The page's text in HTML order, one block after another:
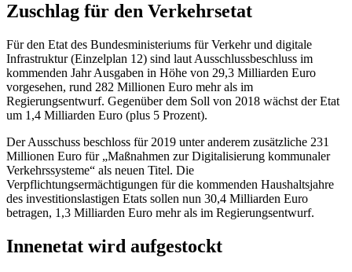
Zuschlag für den Verkehrsetat
Für den Etat des Bundesministeriums für Verkehr und digitale
Infrastruktur (Einzelplan 12) sind laut Ausschlussbeschluss im
kommenden Jahr Ausgaben in Höhe von 29,3 Milliarden Euro
vorgesehen, rund 282 Millionen Euro mehr als im
Regierungsentwurf. Gegenüber dem Soll von 2018 wächst der Etat
um 1,4 Milliarden Euro (plus 5 Prozent).
Der Ausschuss beschloss für 2019 unter anderem zusätzliche 231
Millionen Euro für „Maßnahmen zur Digitalisierung kommunaler
Verkehrssysteme“ als neuen Titel. Die
Verpflichtungsermächtigungen für die kommenden Haushaltsjahre
des investitionslastigen Etats sollen nun 30,4 Milliarden Euro
betragen, 1,3 Milliarden Euro mehr als im Regierungsentwurf.
Innenetat wird aufgestockt